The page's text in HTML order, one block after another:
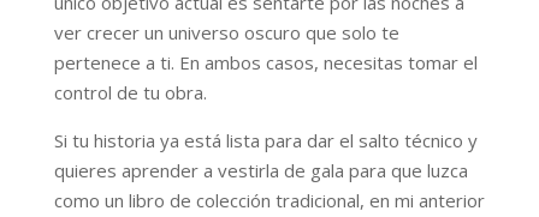
ver crecer un universo oscuro que solo te
pertenece a ti. En ambos casos, necesitas tomar el
control de tu obra.
Si tu historia ya está lista para dar el salto técnico y
quieres aprender a vestirla de gala para que luzca
como un libro de colección tradicional, en mi anterior